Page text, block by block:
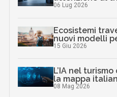
06 Lug 2026
Ecosistemi
nuovi modelli
15 Giu 2026
L’IA nel
la mappa
08 Mag 2026